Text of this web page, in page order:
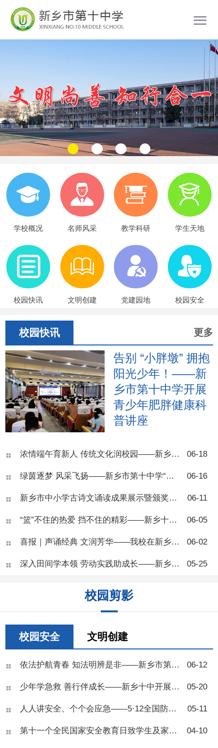
学校概况 名师风采 教学科研 学生天地
校园快讯 文明创建 党建园地 校园安全
校园快讯 更多
告别 “小胖墩” 拥抱
阳光少年！——新
乡市第十中学开展
青少年肥胖健康科
普讲座
胖专题健康讲座，本次活动面
康副校长、河南医药大学一附
讲。 讲座开篇，王医师向
解BMI自测标准，让大家学会
简单判断自身体重状况。他指
而是慢性代谢疾病，会从体
健康多方面危害青少年成长，
患病风险。 现场同学们反
响热烈，大家对照BMI标准互
相测算体重，踊跃举手提问，
息调整等问题积极研讨、交流
心得。不少同学结合自身日常
饮食习惯主动反思，纷纷表示
听完讲解才意识到甜食、久
坐、熬夜对身体的伤害，现场
学习氛围浓厚。 王医师总
结了青少年肥胖三大诱因：高
动、睡眠不足扰乱身体激素。
机、熬夜等日常习惯，都会造
浓情端午育新人 传统文化润校园——新乡市第十中学“我们的节日·端午节”主题活动 06-18
绿茵逐梦 风采飞扬——新乡市第十中学“校长杯”八年级足球联赛圆满落幕 06-16
新乡市中小学古诗文诵读成果展示暨颁奖活动在新乡市第十中学圆满落幕 06-11
“篮”不住的热爱 挡不住的精彩——新乡十中七年级篮球联赛圆满结束 06-05
喜报｜声诵经典 文润芳华——我校在新乡市中小学生古诗文朗诵活动中斩获佳绩 06-02
深入田间学本领 劳动实践助成长——新乡市第十中学“劳动进农庄”活动顺利开展 05-25
校园剪影
校园安全 文明创建
依法护航青春 知法明辨是非——新乡市第十中学法治教育专题讲座 06-12
少年学急救 善行伴成长——新乡十中开展校园应急自救互救专项培训 05-20
人人讲安全、个个会应急——5·12全国防灾减灾日致家长的一封信 05-11
第十一个全民国家安全教育日致学生及家长的一封信 04-10